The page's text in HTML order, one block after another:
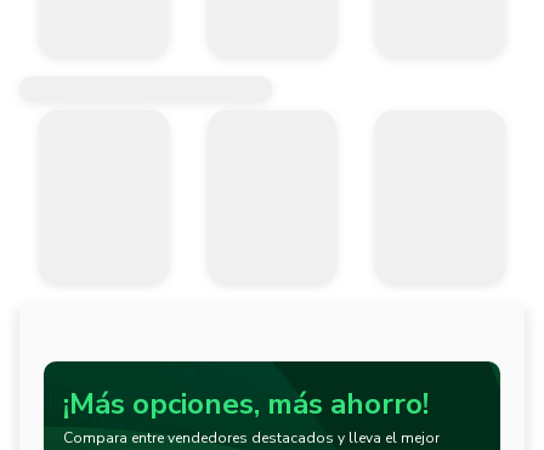
¡Más opciones, más ahorro!
Compara entre vendedores destacados y lleva el mejor